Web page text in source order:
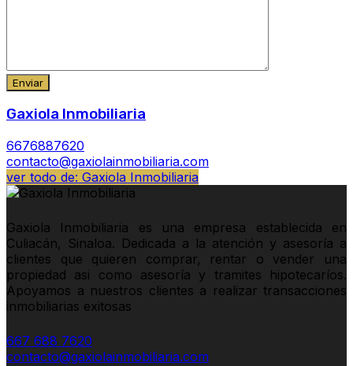
Gaxiola Inmobiliaria
6676887620
contacto@gaxiolainmobiliaria.com
ver todo de: Gaxiola Inmobiliaria
Gaxiola Inmobiliaria es una empresa establecida en
Culiacán, Sinaloa. Dedicada a la atención y asesoría a
clientes que quieren comprar, rentar o vender una
propiedad asi como asesoría y tramites hipotecaríos.
Apoyamos a nuestros clientes a realizar transacciones
inmobiliarias exitosas
667 688 7620
contacto@gaxiolainmobiliaria.com